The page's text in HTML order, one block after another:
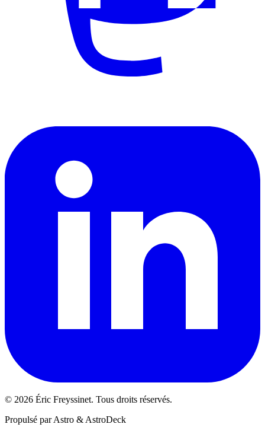
© 2026 Éric Freyssinet. Tous droits réservés.
Propulsé par Astro & AstroDeck